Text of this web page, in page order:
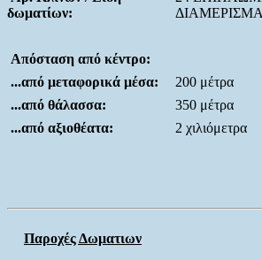
δωματίων:
Απόσταση από κέντρο:
...από μεταφορικά μέσα:
200 μέτρα
...από θάλασσα:
350 μέτρα
...από αξιοθέατα:
2 χιλιόμετρα
Παροχές Δωματιων